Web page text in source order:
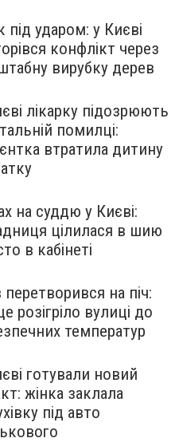
під ударом: у Києві
конфлікт через
вирубку дерев
лікарку підозрюють
помилці:
втратила дитину
на суддю у Києві:
цілилася в шию
в кабінеті
перетворився на піч:
розігріло вулиці до
температур
готували новий
жінка заклала
під авто